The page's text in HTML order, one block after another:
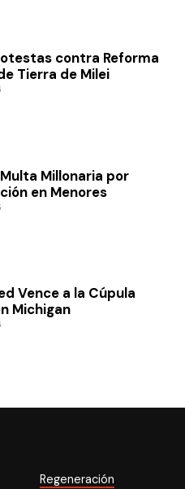
contra Reforma
Tierra de Milei
Millonaria por
en Menores
Vence a la Cúpula
Michigan
Regeneración